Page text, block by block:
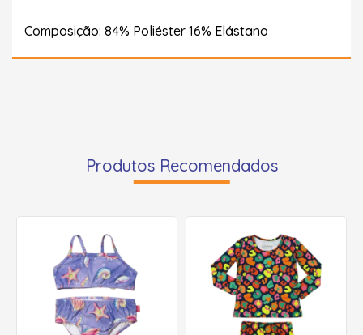
Composição: 84% Poliéster 16% Elástano
Produtos Recomendados